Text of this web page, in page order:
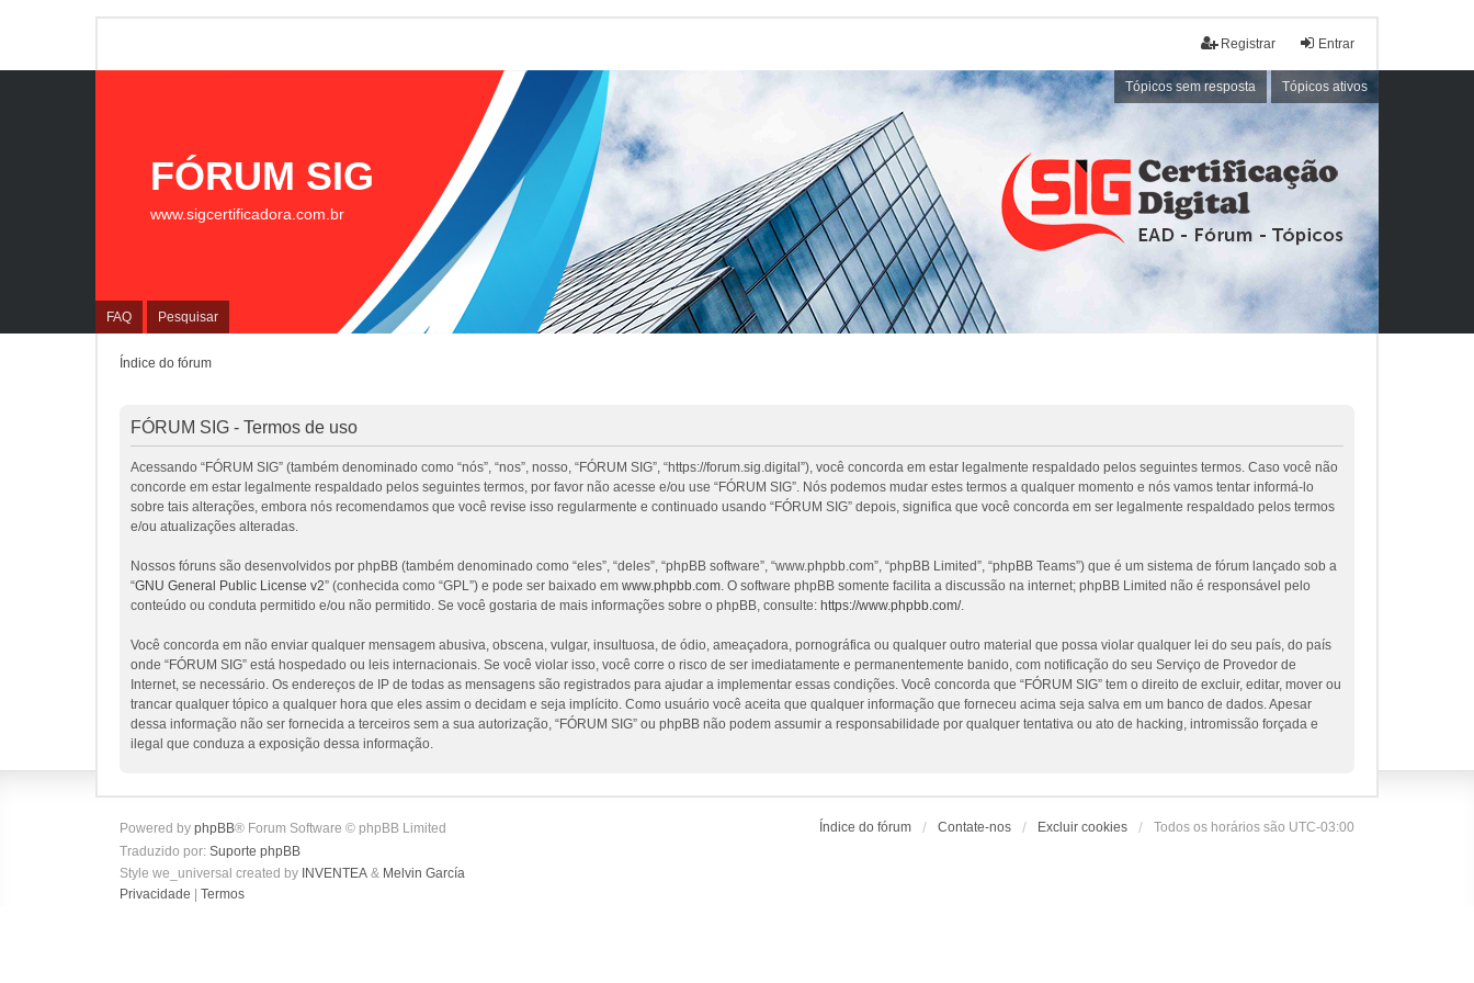
Entrar
Registrar
Tópicos sem resposta Tópicos ativos
FAQ Pesquisar
FÓRUM SIG
www.sigcertificadora.com.br
Índice do fórum
FÓRUM SIG - Termos de uso
Acessando “FÓRUM SIG” (também denominado como “nós”, “nos”, nosso, “FÓRUM SIG”, “https://forum.sig.digital”), você concorda em estar legalmente respaldado pelos seguintes termos. Caso você não
concorde em estar legalmente respaldado pelos seguintes termos, por favor não acesse e/ou use “FÓRUM SIG”. Nós podemos mudar estes termos a qualquer momento e nós vamos tentar informá-lo
sobre tais alterações, embora nós recomendamos que você revise isso regularmente e continuado usando “FÓRUM SIG” depois, significa que você concorda em ser legalmente respaldado pelos termos
e/ou atualizações alteradas.
Nossos fóruns são desenvolvidos por phpBB (também denominado como “eles”, “deles”, “phpBB software”, “www.phpbb.com”, “phpBB Limited”, “phpBB Teams”) que é um sistema de fórum lançado sob a
“GNU General Public License v2” (conhecida como “GPL”) e pode ser baixado em www.phpbb.com. O software phpBB somente facilita a discussão na internet; phpBB Limited não é responsável pelo
conteúdo ou conduta permitido e/ou não permitido. Se você gostaria de mais informações sobre o phpBB, consulte: https://www.phpbb.com/.
Você concorda em não enviar qualquer mensagem abusiva, obscena, vulgar, insultuosa, de ódio, ameaçadora, pornográfica ou qualquer outro material que possa violar qualquer lei do seu país, do país
onde “FÓRUM SIG” está hospedado ou leis internacionais. Se você violar isso, você corre o risco de ser imediatamente e permanentemente banido, com notificação do seu Serviço de Provedor de
Internet, se necessário. Os endereços de IP de todas as mensagens são registrados para ajudar a implementar essas condições. Você concorda que “FÓRUM SIG” tem o direito de excluir, editar, mover ou
trancar qualquer tópico a qualquer hora que eles assim o decidam e seja implícito. Como usuário você aceita que qualquer informação que forneceu acima seja salva em um banco de dados. Apesar
dessa informação não ser fornecida a terceiros sem a sua autorização, “FÓRUM SIG” ou phpBB não podem assumir a responsabilidade por qualquer tentativa ou ato de hacking, intromissão forçada e
ilegal que conduza a exposição dessa informação.
Índice do fórum Contate-nos Excluir cookies Todos os horários são UTC-03:00
Powered by phpBB® Forum Software © phpBB Limited
Traduzido por: Suporte phpBB
Style we_universal created by INVENTEA & Melvin García
Privacidade
Termos